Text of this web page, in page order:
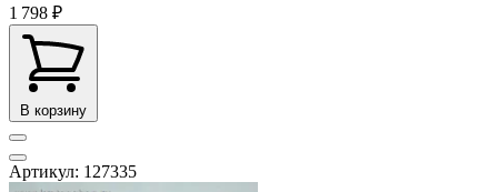
1 798 ₽
В корзину
Артикул: 127335